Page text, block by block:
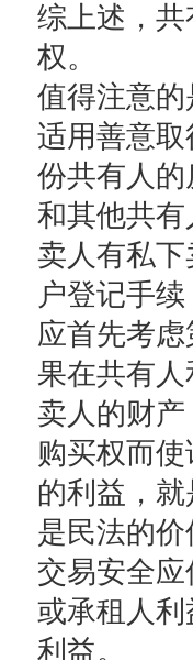
综上述，
权。
值得注意
适用善意
份共有人
和其他共
卖人有私
户登记手
应首先考
果在共有
卖人的财
购买权而
的利益，
是民法的
交易安全
或承租人
利益。